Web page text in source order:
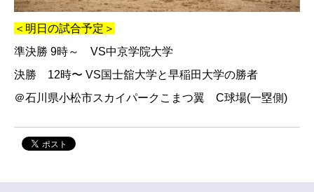
＜明日の試合予定＞
準決勝 9時～ VS中京学院大学
決勝 12時〜 VS国士舘大学と早稲田大学の勝者
＠石川県小松市スカイパークこまつ翼 C球場(一塁側)